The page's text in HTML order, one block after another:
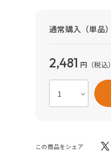
通常購入（単品）
2,481 円（税込）
この商品をシェア